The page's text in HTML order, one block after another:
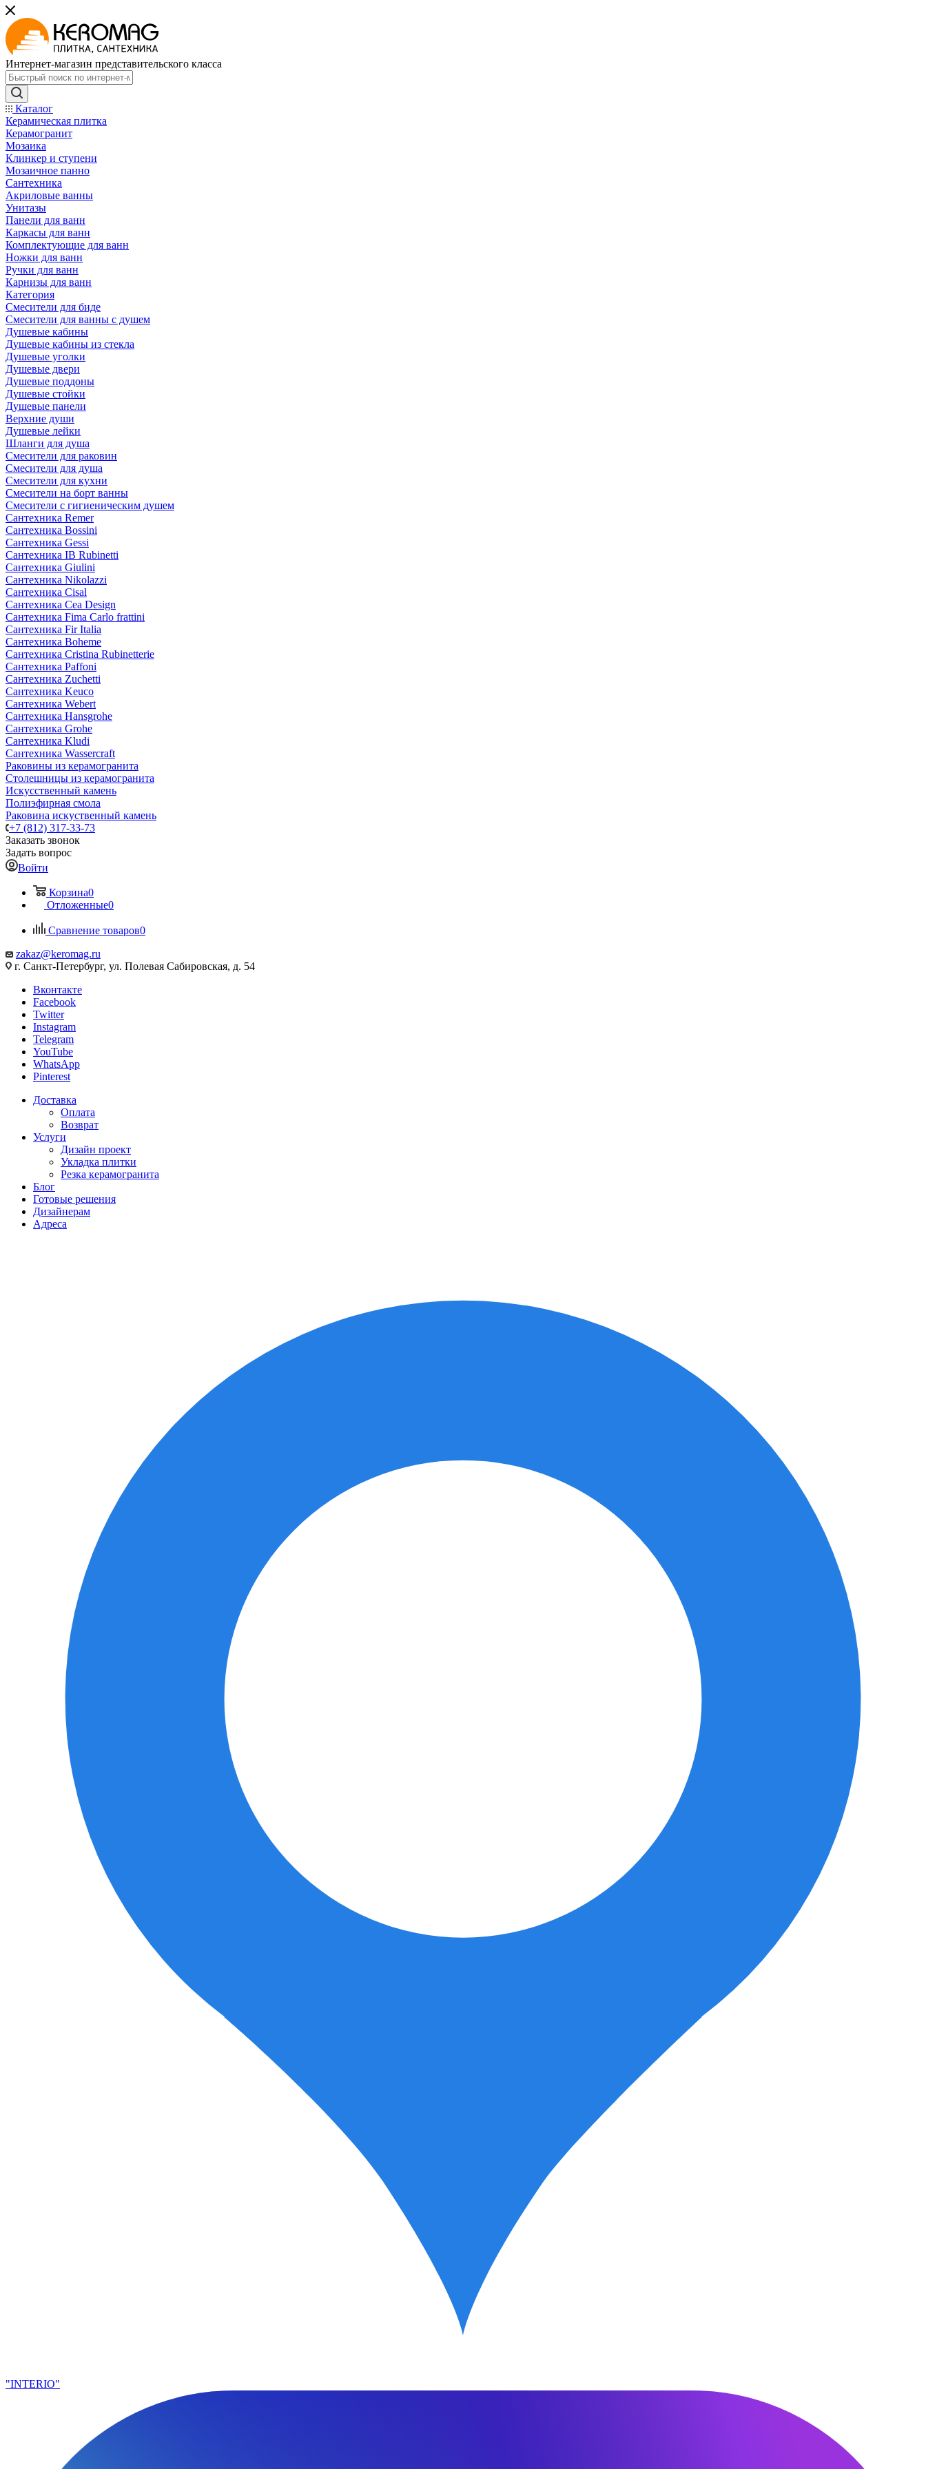
Интернет-магазин представительского класса
Каталог
Керамическая плитка
Керамогранит
Мозаика
Клинкер и ступени
Мозаичное панно
Сантехника
Акриловые ванны
Унитазы
Панели для ванн
Каркасы для ванн
Комплектующие для ванн
Ножки для ванн
Ручки для ванн
Карнизы для ванн
Категория
Смесители для биде
Смесители для ванны с душем
Душевые кабины
Душевые кабины из стекла
Душевые уголки
Душевые двери
Душевые поддоны
Душевые стойки
Душевые панели
Верхние души
Душевые лейки
Шланги для душа
Смесители для раковин
Смесители для душа
Смесители для кухни
Смесители на борт ванны
Смесители с гигиеническим душем
Сантехника Remer
Сантехника Bossini
Сантехника Gessi
Сантехника IB Rubinetti
Сантехника Giulini
Сантехника Nikolazzi
Сантехника Cisal
Сантехника Cea Design
Сантехника Fima Carlo frattini
Сантехника Fir Italia
Сантехника Boheme
Сантехника Cristina Rubinetterie
Сантехника Paffoni
Сантехника Zuchetti
Сантехника Keuco
Сантехника Webert
Сантехника Hansgrohe
Сантехника Grohe
Сантехника Kludi
Сантехника Wassercraft
Раковины из керамогранита
Столешницы из керамогранита
Искусственный камень
Полиэфирная смола
Раковина искуственный камень
+7 (812) 317-33-73
Заказать звонок
Задать вопрос
Войти
Корзина0
Отложенные0
Сравнение товаров0
zakaz@keromag.ru
г. Санкт-Петербург, ул. Полевая Сабировская, д. 54
Вконтакте
Facebook
Twitter
Instagram
Telegram
YouTube
WhatsApp
Pinterest
Доставка
Оплата
Возврат
Услуги
Дизайн проект
Укладка плитки
Резка керамогранита
Блог
Готовые решения
Дизайнерам
Адреса
"INTERIO"